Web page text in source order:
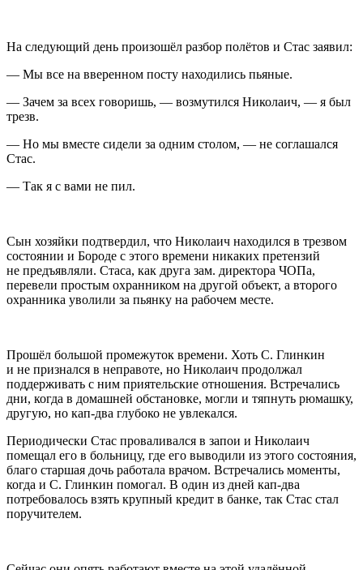
На следующий день произошёл разбор полётов и Стас заявил:
— Мы все на вверенном посту находились пьяные.
— Зачем за всех говоришь, — возмутился Николаич, — я был
трезв.
— Но мы вместе сидели за одним столом, — не соглашался
Стас.
— Так я с вами не пил.
Сын хозяйки подтвердил, что Николаич находился в трезвом
состоянии и Бороде с этого времени никаких претензий
не предъявляли. Стаса, как друга зам. директора ЧОПа,
перевели простым охранником на другой объект, а второго
охранника уволили за пьянку на рабочем месте.
Прошёл большой промежуток времени. Хоть С. Глинкин
и не признался в неправоте, но Николаич продолжал
поддерживать с ним приятельские отношения. Встречались
дни, когда в домашней обстановке, могли и тяпнуть рюмашку,
другую, но кап-два глубоко не увлекался.
Периодически Стас проваливался в запои и Николаич
помещал его в больницу, где его выводили из этого состояния,
благо старшая дочь работала врачом. Встречались моменты,
когда и С. Глинкин помогал. В один из дней кап-два
потребовалось взять крупный кредит в банке, так Стас стал
поручителем.